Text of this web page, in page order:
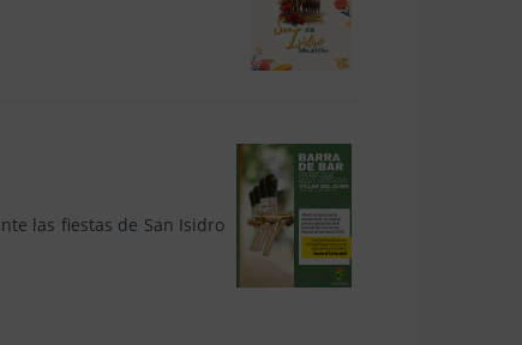
las fiestas de San Isidro